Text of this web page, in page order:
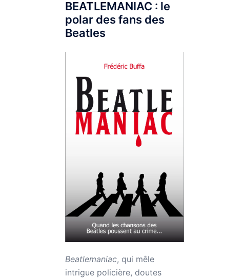
BEATLEMANIAC : le
polar des fans des
Beatles
Beatlemaniac, qui mêle
intrigue policière, doutes